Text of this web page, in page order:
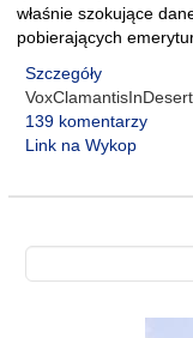
właśnie szokujące
pobierających
Szczegóły
139 komentarzy
Link na Wykop